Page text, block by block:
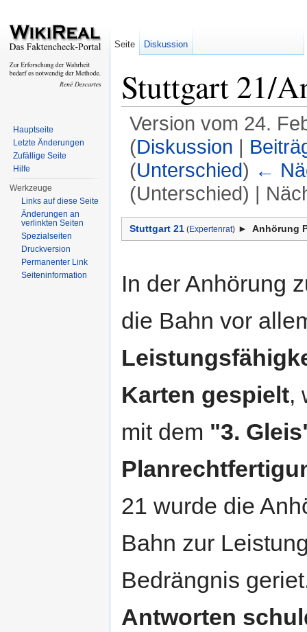
Stuttgart 21/
Version vom 24.
(Diskussion |
(Unterschied) ←
(Unterschied) |
Stuttgart 21 (Expertenrat) ► Anhörung
In der Anhörung
die Bahn vor
Karten gespielt,
mit dem "3.
21 wurde die
Bahn zur
Bedrängnis
Antworten
Seite Diskussion
Hauptseite
Letzte Änderungen
Zufällige Seite
Hilfe
Werkzeuge
Links auf diese Seite
Änderungen an
verlinkten Seiten
Spezialseiten
Druckversion
Permanenter Link
Seiteninformation